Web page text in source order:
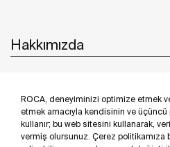
ROCA, deneyiminizi optimize etmek
etmek amacıyla kendisinin ve
kullanır; bu web sitesini kullanarak,
vermiş olursunuz. Çerez politikamıza
Hakkımızda
İlham & Fikirler
Bizi